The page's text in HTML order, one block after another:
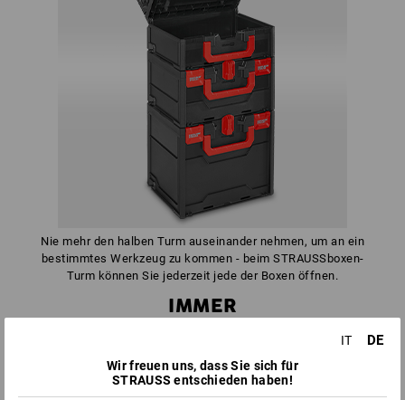
Nie mehr den halben Turm auseinander nehmen, um an ein
bestimmtes Werkzeug zu kommen - beim STRAUSSboxen-
Turm können Sie jederzeit jede der Boxen öffnen.
IMMER
IT DE
Wir freuen uns, dass Sie sich für
STRAUSS entschieden haben!